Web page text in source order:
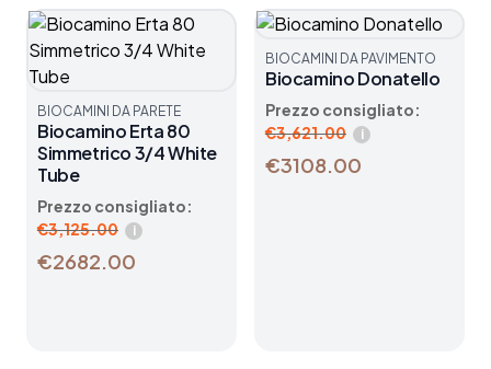
BIOCAMINI DA PARETE
Biocamino Erta 80
Simmetrico 3/4 White
Tube
Prezzo consigliato:
€3,125.00 i
€2682.00
BIOCAMINI DA PAVIMENTO
Biocamino Donatello
Prezzo consigliato:
€3,621.00 i
€3108.00